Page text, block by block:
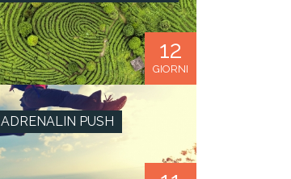
12
GIORNI
ADRENALIN PUSH